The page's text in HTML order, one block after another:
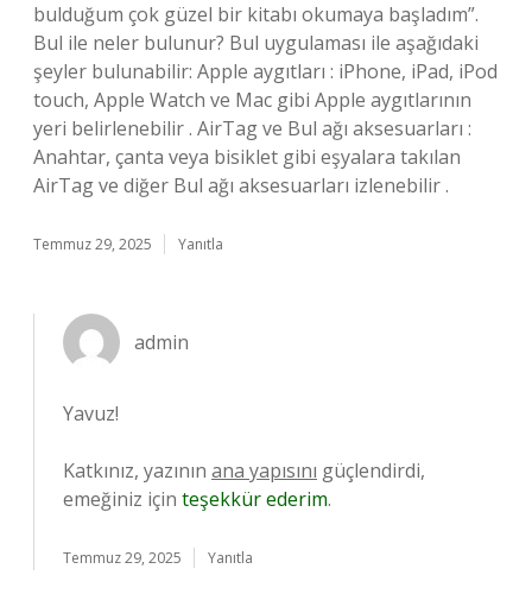
bulduğum çok güzel bir kitabı okumaya başladım”.
Bul ile neler bulunur? Bul uygulaması ile aşağıdaki
şeyler bulunabilir: Apple aygıtları : iPhone, iPad, iPod
touch, Apple Watch ve Mac gibi Apple aygıtlarının
yeri belirlenebilir . AirTag ve Bul ağı aksesuarları :
Anahtar, çanta veya bisiklet gibi eşyalara takılan
AirTag ve diğer Bul ağı aksesuarları izlenebilir .
Temmuz 29, 2025 Yanıtla
admin
Yavuz!
Katkınız, yazının ana yapısını güçlendirdi,
emeğiniz için teşekkür ederim.
Temmuz 29, 2025 Yanıtla